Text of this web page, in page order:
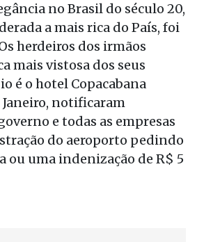
no Brasil do século 20,
a mais rica do País, foi
herdeiros dos irmãos
mais vistosa dos seus
é o hotel Copacabana
Janeiro, notificaram
e todas as empresas
do aeroporto pedindo
ou uma indenização de R$ 5